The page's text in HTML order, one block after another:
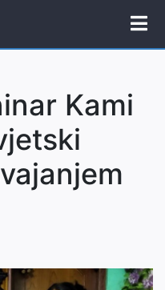
Kami